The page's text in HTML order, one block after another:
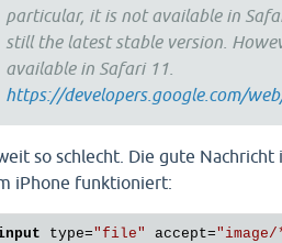
particular, it is not available in
still the latest stable version.
available in Safari 11.
https://developers.google.com/
so schlecht. Die gute
iPhone funktioniert:
type="file" accept="image/